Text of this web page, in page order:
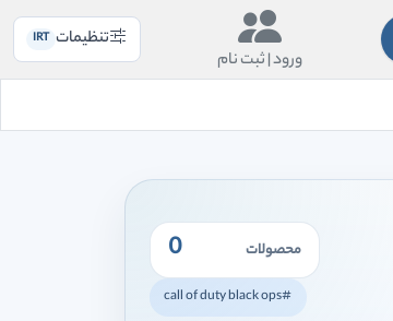
ورود |ثبت نام
تنظیمات IRT
محصولات 0
#call of duty black ops